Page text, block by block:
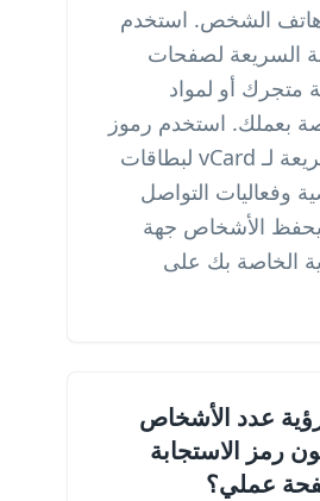
الشخص. استخدم
السريعة لصفحات
متجرك أو لمواد
بعملك. استخدم رموز
الاستجابة السريعة لـ vCard لبطاقات
وفعاليات التواصل
الأشخاص جهة
الخاصة بك على
عدد الأشخاص
رمز الاستجابة
عملي؟